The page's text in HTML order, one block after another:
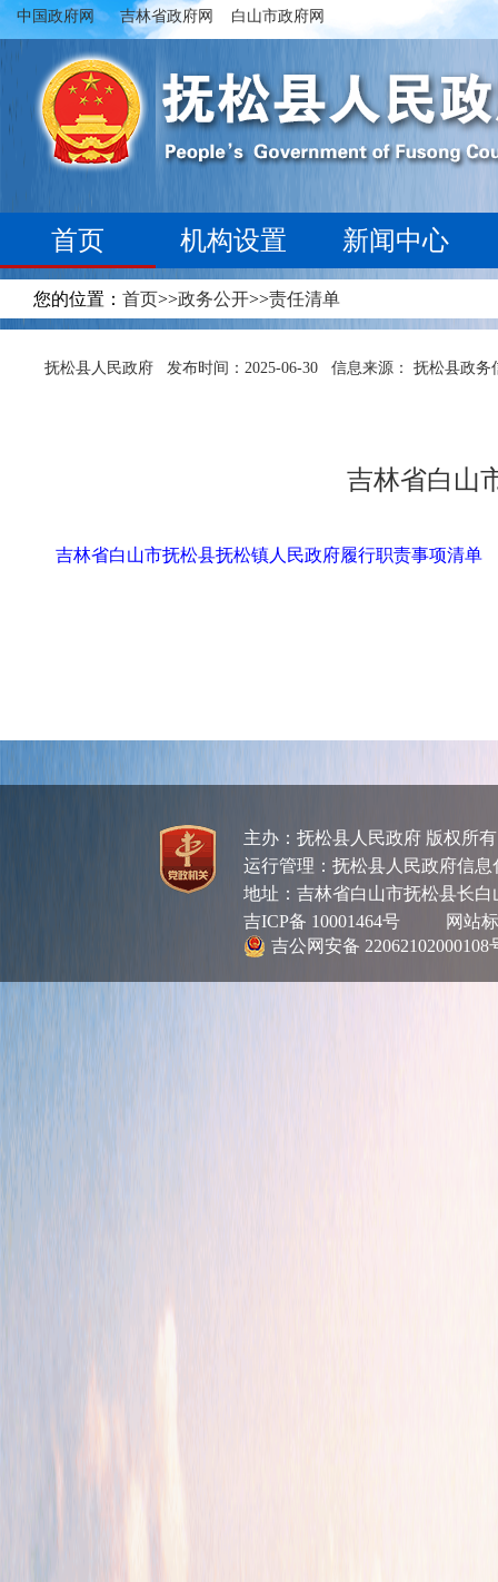
中国政府网 吉林省政府网 白山市政府网
首页 机构设置 新闻中心
您的位置： 首页>>政务公开>>责任清单
抚松县人民政府 发布时间：2025-06-30 信息来源： 抚松县政务
吉林省白山
吉林省白山市抚松县抚松镇人民政府履行职责事项清单
主办：抚松县人民政府 版权
运行管理：抚松县人民政府信
地址：吉林省白山市抚松县长
吉ICP备 10001464号
网站标
吉公网安备 22062102000108